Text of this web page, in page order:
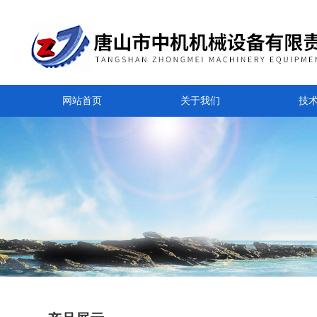
网站首页 关于我们 技